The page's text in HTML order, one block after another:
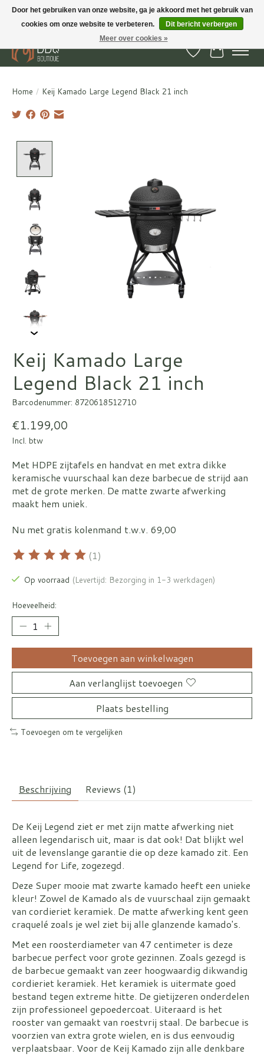
BBQ Boutique - Gratis verzenden en afhalen in Hedel en Kesteren
Verlanglijst
Home / Keij Kamado Large Legend Black 21 inch
Keij Kamado Large
Legend Black 21 inch
Barcodenummer: 8720618512710
€1.199,00
Incl. btw
Met HDPE zijtafels en handvat en met extra dikke
keramische vuurschaal kan deze barbecue de strijd aan
met de grote merken. De matte zwarte afwerking
maakt hem uniek.
Nu met gratis kolenmand t.w.v. 69,00
De beoordeling van dit product is
(1)
Op voorraad (Levertijd: Bezorging in 1-3 werkdagen)
Hoeveelheid:
Toevoegen aan winkelwagen
Aan verlanglijst toevoegen
Plaats bestelling
Toevoegen om te vergelijken
Beschrijving Reviews (1)
De Keij Legend ziet er met zijn matte afwerking niet
alleen legendarisch uit, maar is dat ook! Dat blijkt wel
uit de levenslange garantie die op deze kamado zit. Een
Legend for Life, zogezegd.
Deze Super mooie mat zwarte kamado heeft een unieke
kleur! Zowel de Kamado als de vuurschaal zijn gemaakt
van cordieriet keramiek. De matte afwerking kent geen
craquelé zoals je wel ziet bij alle glanzende kamado's.
Met een roosterdiameter van 47 centimeter is deze
barbecue perfect voor grote gezinnen. Zoals gezegd is
de barbecue gemaakt van zeer hoogwaardig dikwandig
cordieriet keramiek. Het keramiek is uitermate goed
bestand tegen extreme hitte. De gietijzeren onderdelen
zijn professioneel gepoedercoat. Uiteraard is het
rooster van gemaakt van roestvrij staal. De barbecue is
voorzien van extra grote wielen, en is dus eenvoudig
verplaatsbaar. Voor de Keij Kamado zijn alle denkbare
Door het gebruiken van onze website, ga je akkoord met het gebruik van
cookies om onze website te verbeteren.
Dit bericht verbergen
Meer over cookies »